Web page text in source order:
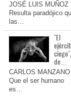
JOSÉ LUIS MUÑOZ
Resulta paradójico
las…
"El
de…
CARLOS MANZANO
Que el ser humano
es…